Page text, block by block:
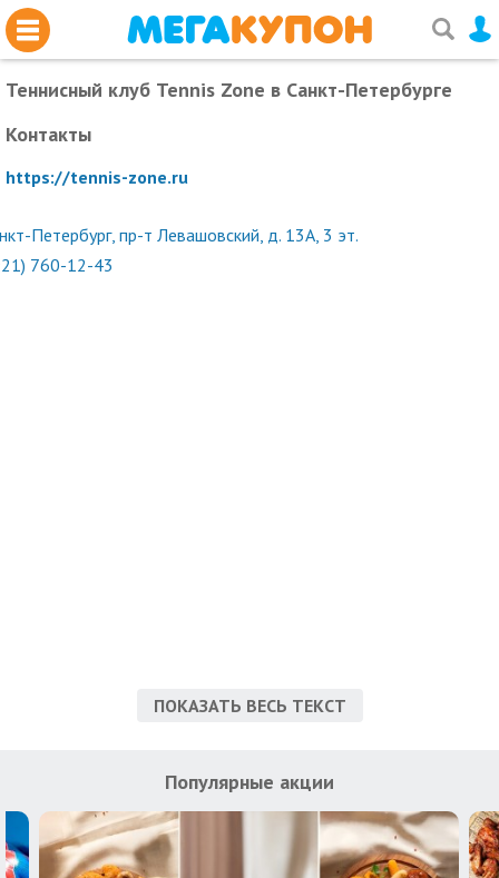
Теннисный клуб Tennis Zone в Санкт-Петербурге
Контакты
https://tennis-zone.ru
Петербург, пр-т Левашовский, д. 13А, 3 эт.
760-12-43
ПОКАЗАТЬ ВЕСЬ ТЕКСТ
Популярные акции